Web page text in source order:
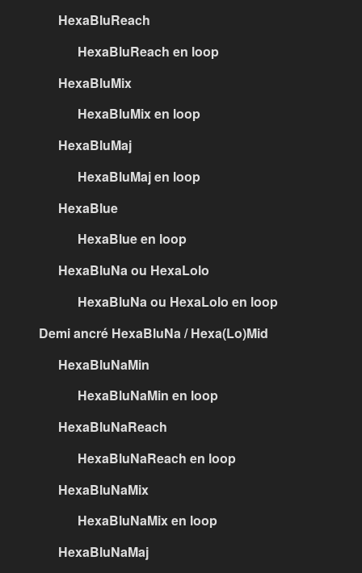
HexaBluReach
HexaBluReach en loop
HexaBluMix
HexaBluMix en loop
HexaBluMaj
HexaBluMaj en loop
HexaBlue
HexaBlue en loop
HexaBluNa ou HexaLolo
HexaBluNa ou HexaLolo en loop
Demi ancré HexaBluNa / Hexa(Lo)Mid
HexaBluNaMin
HexaBluNaMin en loop
HexaBluNaReach
HexaBluNaReach en loop
HexaBluNaMix
HexaBluNaMix en loop
HexaBluNaMaj